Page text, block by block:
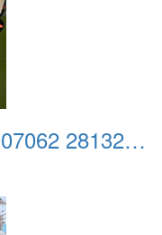
459992171 545458468007062 2813223940134503592 n